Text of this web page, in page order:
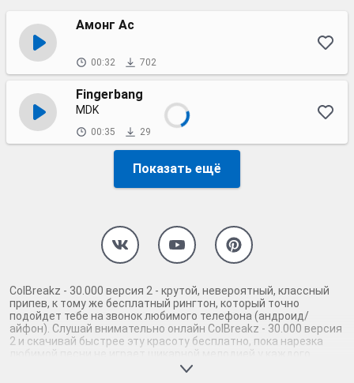
Амонг Ас
00:32 702
Fingerbang
MDK
00:35 29
Показать ещё
ColBreakz - 30.000 версия 2 - крутой, невероятный, классный
припев, к тому же бесплатный рингтон, который точно
подойдет тебе на звонок любимого телефона (андроид/
айфон). Слушай внимательно онлайн ColBreakz - 30.000 версия
2 и скачивай быстрее эту красоту бесплатно, пока нарезка
любимой песни не играет шикарной мелодией у каждого
второго на звонке. Будь первым, кто скачает бесплатно сей